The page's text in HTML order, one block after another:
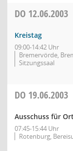
DO 12.06.2003
Kreistag
09:00-14:42 Uhr
Bremervörde,
Sitzungssaal
DO 19.06.2003
Ausschuss für
07:45-15:44 Uhr
Rotenburg,